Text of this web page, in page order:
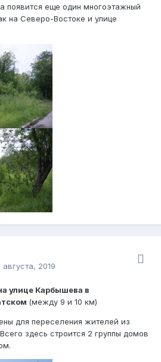
появится еще один многоэтажный
на Северо-Востоке и улице
августа, 2019
улице Карбышева в
(между 9 и 10 км)
для переселения жителей из
здесь строится 2 группы домов